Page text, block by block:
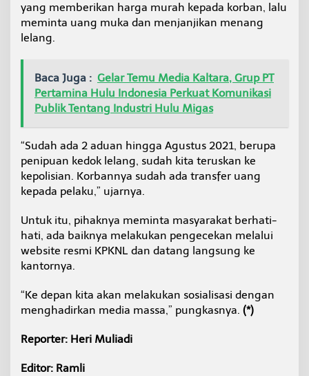
yang memberikan harga murah kepada korban, lalu
meminta uang muka dan menjanjikan menang
lelang.
Baca Juga : Gelar Temu Media Kaltara, Grup PT
Pertamina Hulu Indonesia Perkuat Komunikasi
Publik Tentang Industri Hulu Migas
“Sudah ada 2 aduan hingga Agustus 2021, berupa
penipuan kedok lelang, sudah kita teruskan ke
kepolisian. Korbannya sudah ada transfer uang
kepada pelaku,” ujarnya.
Untuk itu, pihaknya meminta masyarakat berhati-
hati, ada baiknya melakukan pengecekan melalui
website resmi KPKNL dan datang langsung ke
kantornya.
“Ke depan kita akan melakukan sosialisasi dengan
menghadirkan media massa,” pungkasnya. (*)
Reporter: Heri Muliadi
Editor: Ramli